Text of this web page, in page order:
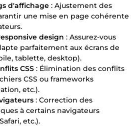
d'affichage : Ajustement des
une mise en page cohérente
design : Assurez-vous
parfaitement aux écrans de
tablette, desktop).
CSS : Élimination des conflits
CSS ou frameworks
etc.).
: Correction des
à certains navigateurs
etc.).